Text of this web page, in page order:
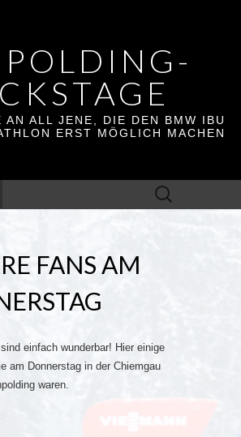
AN ALL JENE, DIE DEN BMW IBU
ERST MÖGLICH MACHEN
Suchen
nach:
FANS AM
einfach wunderbar! Hier einige
am Donnerstag in der Chiemgau
waren.